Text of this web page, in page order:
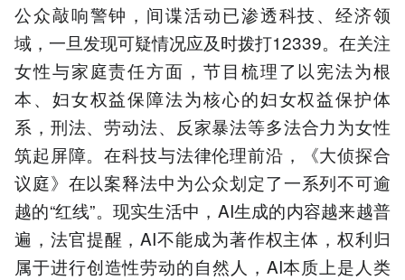
公众敲响警钟，间谍活动已渗透科技、经济领
域，一旦发现可疑情况应及时拨打12339。在关注
女性与家庭责任方面，节目梳理了以宪法为根
本、妇女权益保障法为核心的妇女权益保护体
系，刑法、劳动法、反家暴法等多法合力为女性
筑起屏障。在科技与法律伦理前沿，《大侦探合
议庭》在以案释法中为公众划定了一系列不可逾
越的“红线”。现实生活中，AI生成的内容越来越普
遍，法官提醒，AI不能成为著作权主体，权利归
属于进行创造性劳动的自然人，AI本质上是人类